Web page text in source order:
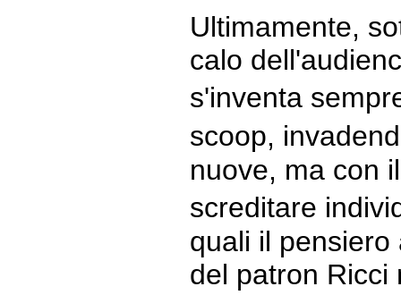
Ultimamente,
calo
s'inventa
scoop,
nuove, ma con
screditare
quali il
del patron Ricci